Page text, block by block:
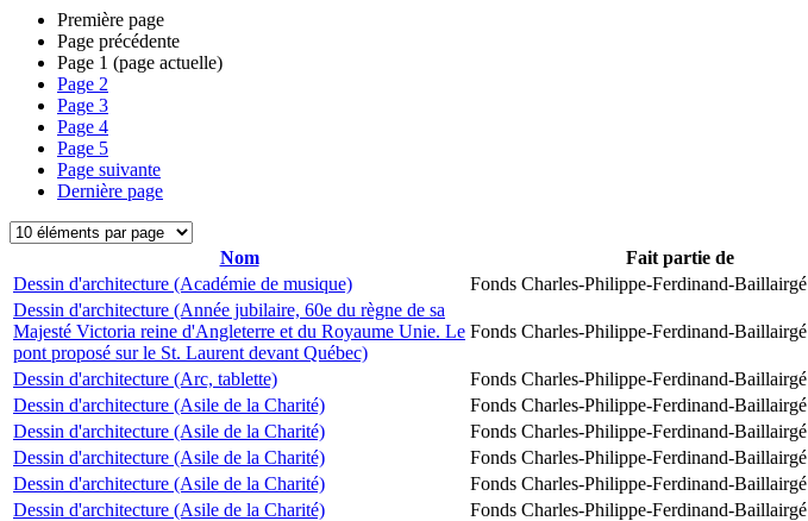
Première page
Page précédente
Page 1 (page actuelle)
Page 2
Page 3
Page 4
Page 5
Page suivante
Dernière page
Nom Fait partie de
Dessin d'architecture (Académie de musique)
Fonds Charles-Philippe-Ferdinand-Baillairgé
Dessin d'architecture (Année jubilaire, 60e du règne de sa
Majesté Victoria reine d'Angleterre et du Royaume Unie. Le
pont proposé sur le St. Laurent devant Québec)
Fonds Charles-Philippe-Ferdinand-Baillairgé
Dessin d'architecture (Arc, tablette) Fonds Charles-Philippe-Ferdinand-Baillairgé
Dessin d'architecture (Asile de la Charité)
Fonds Charles-Philippe-Ferdinand-Baillairgé
Dessin d'architecture (Asile de la Charité)
Fonds Charles-Philippe-Ferdinand-Baillairgé
Dessin d'architecture (Asile de la Charité)
Fonds Charles-Philippe-Ferdinand-Baillairgé
Dessin d'architecture (Asile de la Charité)
Fonds Charles-Philippe-Ferdinand-Baillairgé
Dessin d'architecture (Asile de la Charité)
Fonds Charles-Philippe-Ferdinand-Baillairgé